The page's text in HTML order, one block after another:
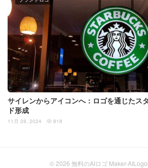
サイレンからアイコンへ：ロゴを通じたス
ド形成
11月 28, 2024  818
© 2026 無料のAIロゴ Maker-